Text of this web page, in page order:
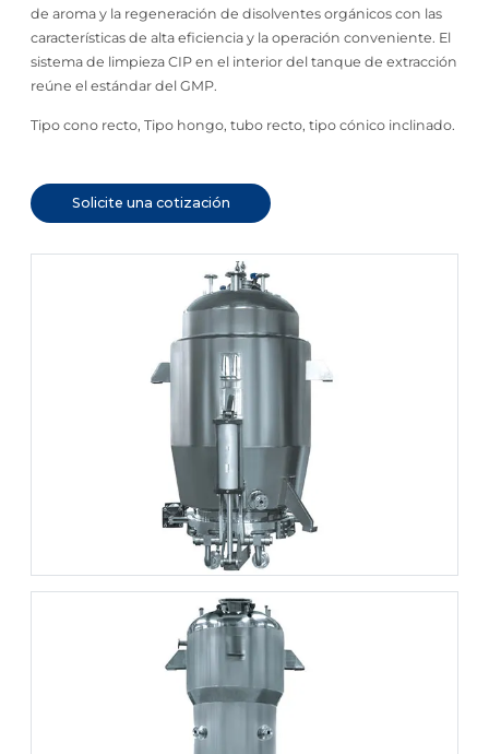
de aroma y la regeneración de disolventes orgánicos con las
características de alta eficiencia y la operación conveniente. El
sistema de limpieza CIP en el interior del tanque de extracción
reúne el estándar del GMP.
Tipo cono recto, Tipo hongo, tubo recto, tipo cónico inclinado.
Solicite una cotización